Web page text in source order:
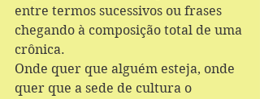
entre termos sucessivos ou frases
chegando à composição total de uma
crônica.
Onde quer que alguém esteja, onde
quer que a sede de cultura o